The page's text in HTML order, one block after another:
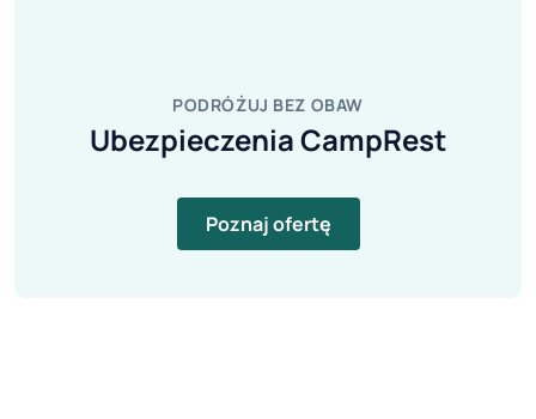
PODRÓŻUJ BEZ OBAW
Ubezpieczenia CampRest
Poznaj ofertę